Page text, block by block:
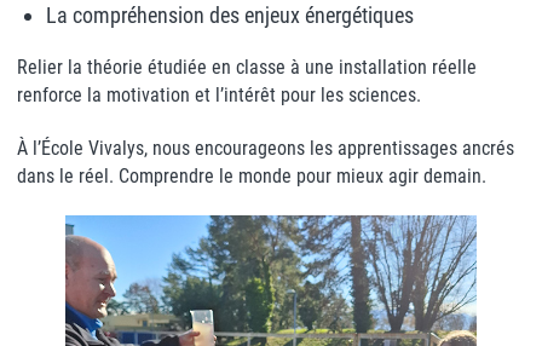
La compréhension des enjeux énergétiques
Relier la théorie étudiée en classe à une installation réelle
renforce la motivation et l’intérêt pour les sciences.
À l’École Vivalys, nous encourageons les apprentissages ancrés
dans le réel. Comprendre le monde pour mieux agir demain.